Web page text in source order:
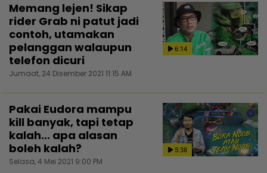
6:14
Memang lejen! Sikap
rider Grab ni patut jadi
contoh, utamakan
pelanggan walaupun
telefon dicuri
Jumaat, 24 Disember 2021 11:15 AM
5:38
Pakai Eudora mampu
kill banyak, tapi tetap
kalah... apa alasan
boleh kalah?
Selasa, 4 Mei 2021 9:00 PM